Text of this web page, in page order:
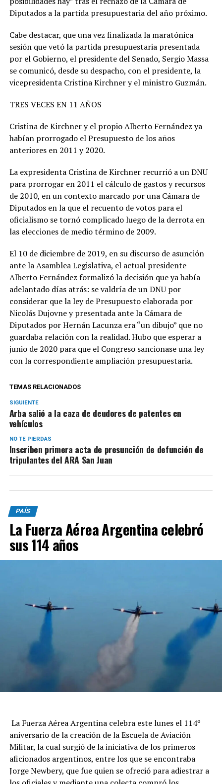
Diputados a la partida presupuestaria del año próximo.
Cabe destacar, que una vez finalizada la maratónica
sesión que vetó la partida presupuestaria presentada
por el Gobierno, el presidente del Senado, Sergio Massa
se comunicó, desde su despacho, con el presidente, la
vicepresidenta Cristina Kirchner y el ministro Guzmán.
TRES VECES EN 11 AÑOS
Cristina de Kirchner y el propio Alberto Fernández ya
habían prorrogado el Presupuesto de los años
anteriores en 2011 y 2020.
La expresidenta Cristina de Kirchner recurrió a un DNU
para prorrogar en 2011 el cálculo de gastos y recursos
de 2010, en un contexto marcado por una Cámara de
Diputados en la que el recuento de votos para el
oficialismo se tornó complicado luego de la derrota en
las elecciones de medio término de 2009.
El 10 de diciembre de 2019, en su discurso de asunción
ante la Asamblea Legislativa, el actual presidente
Alberto Fernández formalizó la decisión que ya había
adelantado días atrás: se valdría de un DNU por
considerar que la ley de Presupuesto elaborada por
Nicolás Dujovne y presentada ante la Cámara de
Diputados por Hernán Lacunza era “un dibujo” que no
guardaba relación con la realidad. Hubo que esperar a
junio de 2020 para que el Congreso sancionase una ley
con la correspondiente ampliación presupuestaria.
TEMAS RELACIONADOS
SIGUIENTE
Arba salió a la caza de deudores de patentes en
vehículos
NO TE PIERDAS
Inscriben primera acta de presunción de defunción de
tripulantes del ARA San Juan
PAÍS
La Fuerza Aérea Argentina celebró
sus 114 años
La Fuerza Aérea Argentina celebra este lunes el 114º
aniversario de la creación de la Escuela de Aviación
Militar, la cual surgió de la iniciativa de los primeros
aficionados argentinos, entre los que se encontraba
Jorge Newbery, que fue quien se ofreció para adiestrar a